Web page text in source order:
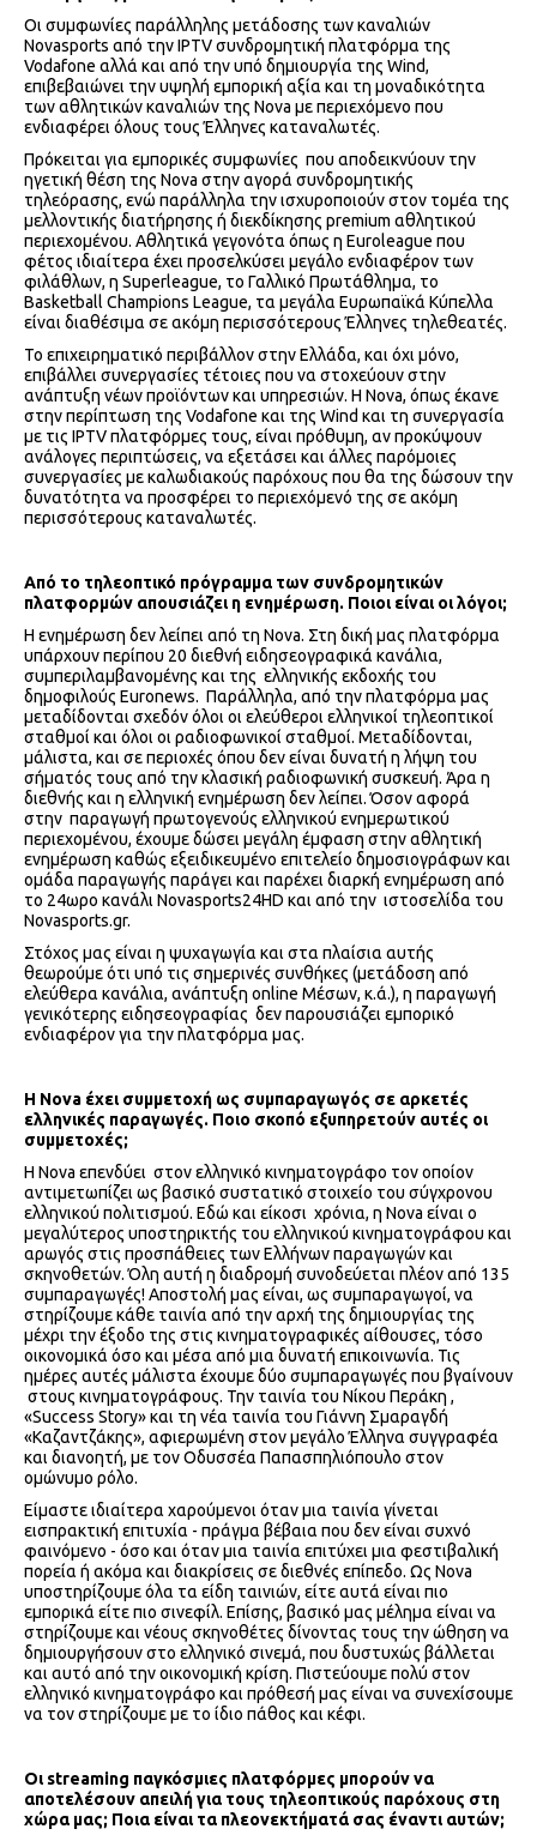
Οι συμφωνίες παράλληλης μετάδοσης των καναλιών
Novasports από την IPTV συνδρομητική πλατφόρμα της
Vodafone αλλά και από την υπό δημιουργία της Wind,
επιβεβαιώνει την υψηλή εμπορική αξία και τη μοναδικότητα
των αθλητικών καναλιών της Nova με περιεχόμενο που
ενδιαφέρει όλους τους Έλληνες καταναλωτές.
Πρόκειται για εμπορικές συμφωνίες που αποδεικνύουν την
ηγετική θέση της Nova στην αγορά συνδρομητικής
τηλεόρασης, ενώ παράλληλα την ισχυροποιούν στον τομέα της
μελλοντικής διατήρησης ή διεκδίκησης premium αθλητικού
περιεχομένου. Αθλητικά γεγονότα όπως η Euroleague που
φέτος ιδιαίτερα έχει προσελκύσει μεγάλο ενδιαφέρον των
φιλάθλων, η Superleague, το Γαλλικό Πρωτάθλημα, το
Basketball Champions League, τα μεγάλα Ευρωπαϊκά Κύπελλα
είναι διαθέσιμα σε ακόμη περισσότερους Έλληνες τηλεθεατές.
Το επιχειρηματικό περιβάλλον στην Ελλάδα, και όχι μόνο,
επιβάλλει συνεργασίες τέτοιες που να στοχεύουν στην
ανάπτυξη νέων προϊόντων και υπηρεσιών. Η Nova, όπως έκανε
στην περίπτωση της Vodafone και της Wind και τη συνεργασία
με τις IPTV πλατφόρμες τους, είναι πρόθυμη, αν προκύψουν
ανάλογες περιπτώσεις, να εξετάσει και άλλες παρόμοιες
συνεργασίες με καλωδιακούς παρόχους που θα της δώσουν την
δυνατότητα να προσφέρει το περιεχόμενό της σε ακόμη
περισσότερους καταναλωτές.
Από το τηλεοπτικό πρόγραμμα των συνδρομητικών
πλατφορμών απουσιάζει η ενημέρωση. Ποιοι είναι οι λόγοι;
Η ενημέρωση δεν λείπει από τη Nova. Στη δική μας πλατφόρμα
υπάρχουν περίπου 20 διεθνή ειδησεογραφικά κανάλια,
συμπεριλαμβανομένης και της ελληνικής εκδοχής του
δημοφιλούς Euronews. Παράλληλα, από την πλατφόρμα μας
μεταδίδονται σχεδόν όλοι οι ελεύθεροι ελληνικοί τηλεοπτικοί
σταθμοί και όλοι οι ραδιοφωνικοί σταθμοί. Μεταδίδονται,
μάλιστα, και σε περιοχές όπου δεν είναι δυνατή η λήψη του
σήματός τους από την κλασική ραδιοφωνική συσκευή. Άρα η
διεθνής και η ελληνική ενημέρωση δεν λείπει. Όσον αφορά
στην παραγωγή πρωτογενούς ελληνικού ενημερωτικού
περιεχομένου, έχουμε δώσει μεγάλη έμφαση στην αθλητική
ενημέρωση καθώς εξειδικευμένο επιτελείο δημοσιογράφων και
ομάδα παραγωγής παράγει και παρέχει διαρκή ενημέρωση από
το 24ωρο κανάλι Novasports24HD και από την ιστοσελίδα του
Novasports.gr.
Στόχος μας είναι η ψυχαγωγία και στα πλαίσια αυτής
θεωρούμε ότι υπό τις σημερινές συνθήκες (μετάδοση από
ελεύθερα κανάλια, ανάπτυξη online Μέσων, κ.ά.), η παραγωγή
γενικότερης ειδησεογραφίας δεν παρουσιάζει εμπορικό
ενδιαφέρον για την πλατφόρμα μας.
Η Nova έχει συμμετοχή ως συμπαραγωγός σε αρκετές
ελληνικές παραγωγές. Ποιο σκοπό εξυπηρετούν αυτές οι
συμμετοχές;
Η Nova επενδύει στον ελληνικό κινηματογράφο τον οποίον
αντιμετωπίζει ως βασικό συστατικό στοιχείο του σύγχρονου
ελληνικού πολιτισμού. Εδώ και είκοσι χρόνια, η Nova είναι ο
μεγαλύτερος υποστηρικτής του ελληνικού κινηματογράφου και
αρωγός στις προσπάθειες των Ελλήνων παραγωγών και
σκηνοθετών. Όλη αυτή η διαδρομή συνοδεύεται πλέον από 135
συμπαραγωγές! Αποστολή μας είναι, ως συμπαραγωγοί, να
στηρίζουμε κάθε ταινία από την αρχή της δημιουργίας της
μέχρι την έξοδο της στις κινηματογραφικές αίθουσες, τόσο
οικονομικά όσο και μέσα από μια δυνατή επικοινωνία. Τις
ημέρες αυτές μάλιστα έχουμε δύο συμπαραγωγές που βγαίνουν
στους κινηματογράφους. Την ταινία του Νίκου Περάκη ,
«Success Story» και τη νέα ταινία του Γιάννη Σμαραγδή
«Καζαντζάκης», αφιερωμένη στον μεγάλο Έλληνα συγγραφέα
και διανοητή, με τον Οδυσσέα Παπασπηλιόπουλο στον
ομώνυμο ρόλο.
Είμαστε ιδιαίτερα χαρούμενοι όταν μια ταινία γίνεται
εισπρακτική επιτυχία - πράγμα βέβαια που δεν είναι συχνό
φαινόμενο - όσο και όταν μια ταινία επιτύχει μια φεστιβαλική
πορεία ή ακόμα και διακρίσεις σε διεθνές επίπεδο. Ως Nova
υποστηρίζουμε όλα τα είδη ταινιών, είτε αυτά είναι πιο
εμπορικά είτε πιο σινεφίλ. Επίσης, βασικό μας μέλημα είναι να
στηρίζουμε και νέους σκηνοθέτες δίνοντας τους την ώθηση να
δημιουργήσουν στο ελληνικό σινεμά, που δυστυχώς βάλλεται
και αυτό από την οικονομική κρίση. Πιστεύουμε πολύ στον
ελληνικό κινηματογράφο και πρόθεσή μας είναι να συνεχίσουμε
να τον στηρίζουμε με το ίδιο πάθος και κέφι.
Οι streaming παγκόσμιες πλατφόρμες μπορούν να
αποτελέσουν απειλή για τους τηλεοπτικούς παρόχους στη
χώρα μας; Ποια είναι τα πλεονεκτήματά σας έναντι αυτών;